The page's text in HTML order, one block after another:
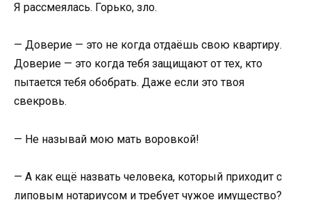
Я рассмеялась. Горько, зло.
— Доверие — это не когда отдаёшь свою квартиру.
Доверие — это когда тебя защищают от тех, кто
пытается тебя обобрать. Даже если это твоя
свекровь.
— Не называй мою мать воровкой!
— А как ещё назвать человека, который приходит с
липовым нотариусом и требует чужое имущество?